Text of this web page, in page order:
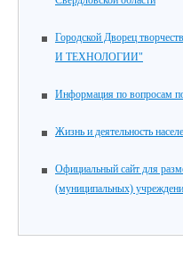
Городской Дворец
И ТЕХНОЛОГИИ"
Информация по вопросам
Жизнь и деятельность
Официальный сайт для
(муниципальных)